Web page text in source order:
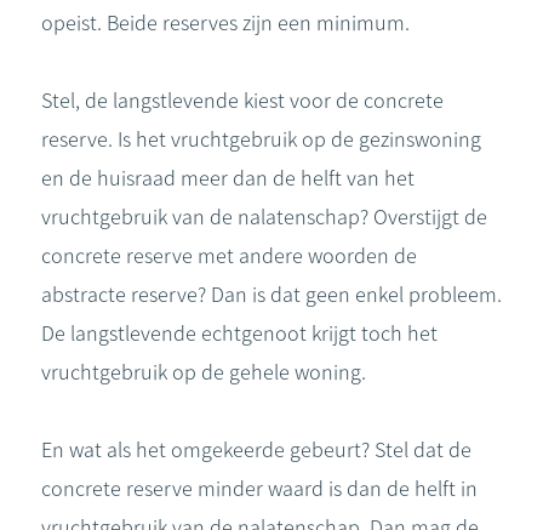
opeist. Beide reserves zijn een minimum.
Stel, de langstlevende kiest voor de concrete
reserve. Is het vruchtgebruik op de gezinswoning
en de huisraad meer dan de helft van het
vruchtgebruik van de nalatenschap? Overstijgt de
concrete reserve met andere woorden de
abstracte reserve? Dan is dat geen enkel probleem.
De langstlevende echtgenoot krijgt toch het
vruchtgebruik op de gehele woning.
En wat als het omgekeerde gebeurt? Stel dat de
concrete reserve minder waard is dan de helft in